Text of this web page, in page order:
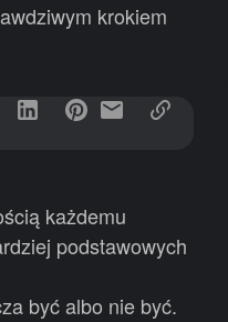
krokiem
każdemu
podstawowych
być albo nie być.